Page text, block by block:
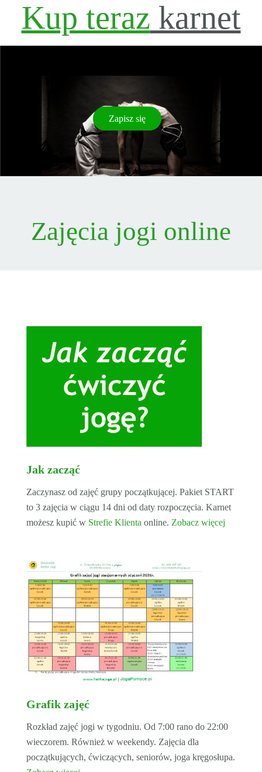
Kup teraz karnet
Zapisz się
Zajęcia jogi online
Jak zacząć
Zaczynasz od zajęć grupy początkującej. Pakiet START
to 3 zajęcia w ciągu 14 dni od daty rozpoczęcia. Karnet
możesz kupić w Strefie Klienta online. Zobacz więcej
Grafik zajęć
Rozkład zajęć jogi w tygodniu. Od 7:00 rano do 22:00
wieczorem. Również w weekendy. Zajęcia dla
początkujących, ćwiczących, seniorów, joga kręgosłupa.